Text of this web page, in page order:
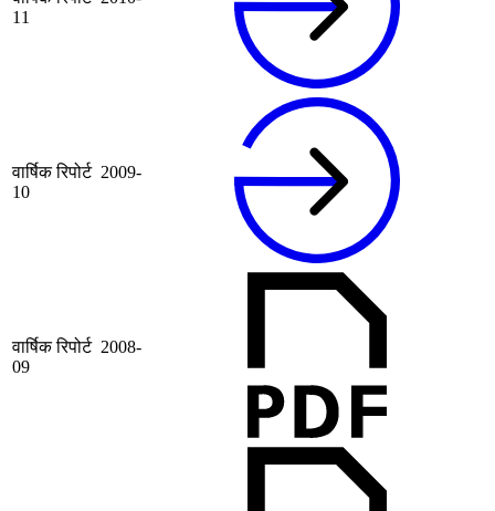
11
वार्षिक रिपोर्ट 2009-
10
वार्षिक रिपोर्ट 2008-
09